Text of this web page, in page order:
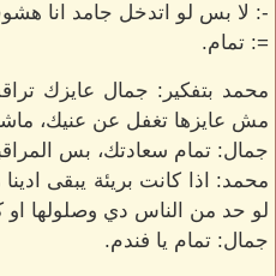
-: لا بس لو اتدخل جامد انا
=: تمام.
محمد بتفكير: جمال عايزك
مش عايزها تغفل عن عنيك،
جمال: تمام سعادتك، بس
محمد: اذا كانت بريئة يبقى
لو حد من الناس دي وصلولها او
جمال: تمام يا فندم.